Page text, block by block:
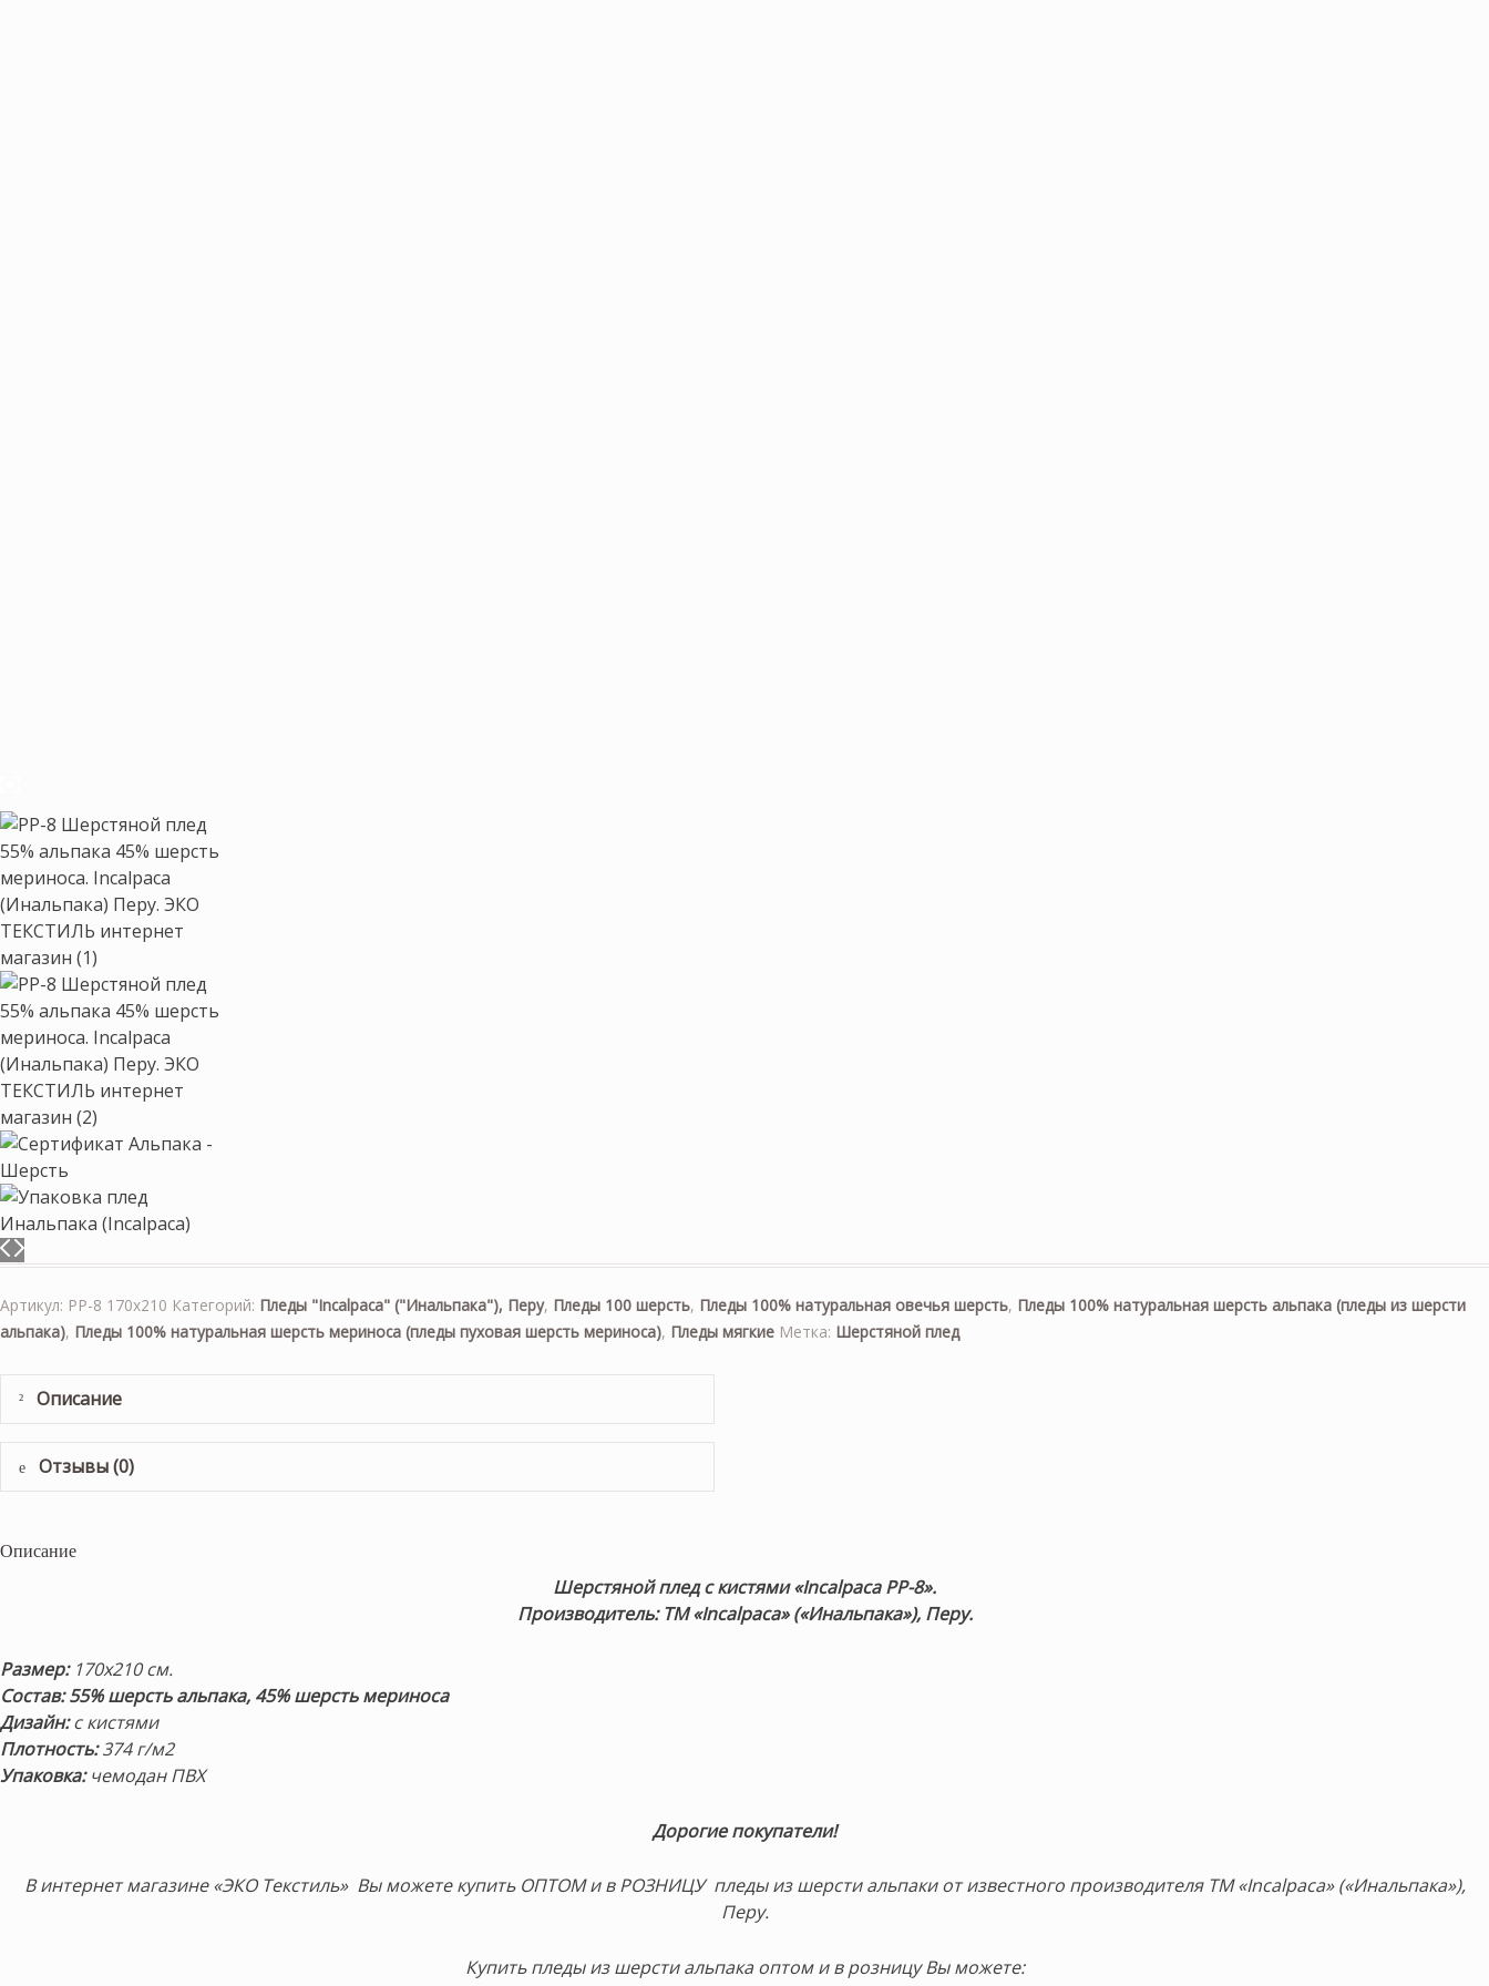
Артикул: PP-8 170х210 Категорий: Пледы "Incalpaca" ("Инальпака"), Перу, Пледы 100 шерсть, Пледы 100% натуральная овечья шерсть, Пледы 100% натуральная шерсть альпака (пледы из шерсти
альпака), Пледы 100% натуральная шерсть мериноса (пледы пуховая шерсть мериноса), Пледы мягкие Метка: Шерстяной плед
Описание
Отзывы (0)
Описание
Шерстяной плед с кистями «Incalpaca PP-8».
Производитель: ТМ «Incalpaca» («Инальпака»), Перу.
Размер:170х210 см.
Состав: 55% шерсть альпака, 45% шерсть мериноса
Дизайн:с кистями
Плотность:374 г/м2
Упаковка:чемодан ПВХ
Дорогие покупатели!
В интернет магазине «ЭКО Текстиль» Вы можете купить ОПТОМ и в РОЗНИЦУ пледы из шерсти альпаки от известного производителя ТМ «Incalpaca» («Инальпака»),
Перу.
Купить пледы из шерсти альпака оптом и в розницу Вы можете: